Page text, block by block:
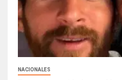
NACIONALES